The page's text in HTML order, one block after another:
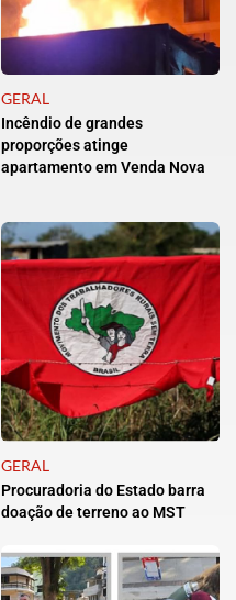
GERAL
Incêndio de grandes
proporções atinge
apartamento em Venda Nova
GERAL
Procuradoria do Estado barra
doação de terreno ao MST